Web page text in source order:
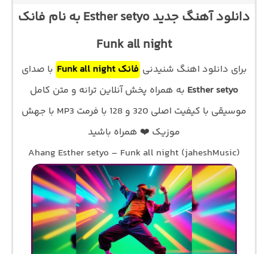
دانلود آهنگ جدید Esther setyo به نام فانک
Funk all night
برای دانلود اهنگ شنیدنی فانک Funk all night
با صدای
Esther setyo به همراه پخش آنلاین ترانه و متن کامل
موسیقی با کیفیت اصلی 320 و 128 با فرمت MP3 با جهش
موزیک ❤️ همراه باشید
Ahang Esther setyo – Funk all night (jaheshMusic)